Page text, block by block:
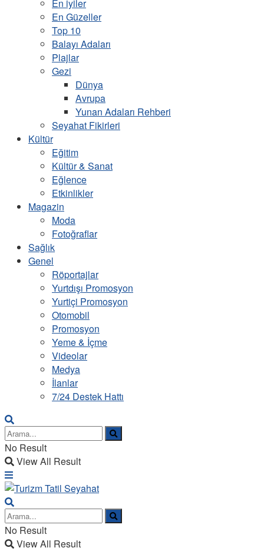
En iyiler
En Güzeller
Top 10
Balayı Adaları
Plajlar
Gezi
Dünya
Avrupa
Yunan Adaları Rehberi
Seyahat Fikirleri
Kültür
Eğitim
Kültür & Sanat
Eğlence
Etkinlikler
Magazin
Moda
Fotoğraflar
Sağlık
Genel
Röportajlar
Yurtdışı Promosyon
Yurtiçi Promosyon
Otomobil
Promosyon
Yeme & İçme
Videolar
Medya
İlanlar
7/24 Destek Hattı
No Result
View All Result
No Result
View All Result